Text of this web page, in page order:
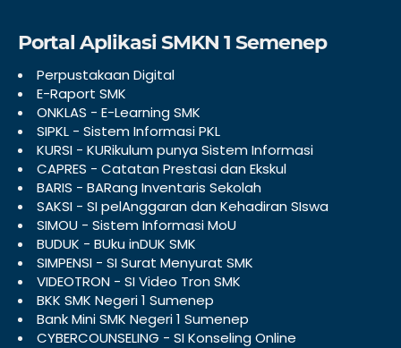
Portal Aplikasi SMKN 1 Semenep
Perpustakaan Digital
E-Raport SMK
ONKLAS - E-Learning SMK
SIPKL - Sistem Informasi PKL
KURSI - KURikulum punya Sistem Informasi
CAPRES - Catatan Prestasi dan Ekskul
BARIS - BARang Inventaris Sekolah
SAKSI - SI pelAnggaran dan Kehadiran SIswa
SIMOU - Sistem Informasi MoU
BUDUK - BUku inDUK SMK
SIMPENSI - SI Surat Menyurat SMK
VIDEOTRON - SI Video Tron SMK
BKK SMK Negeri 1 Sumenep
Bank Mini SMK Negeri 1 Sumenep
CYBERCOUNSELING - SI Konseling Online